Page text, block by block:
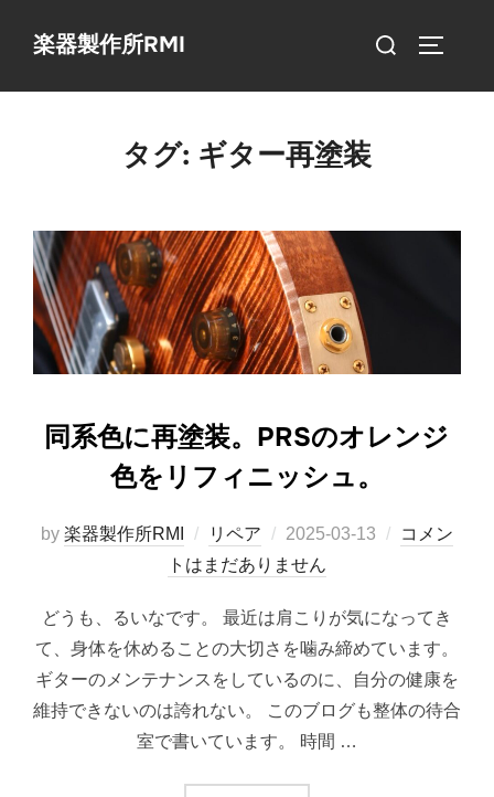
楽器製作所RMI
検
対
タグ: ギター再塗装
同系色に再塗装。PRSのオレンジ
色をリフィニッシュ。
by 楽器製作所RMI リペア
投
稿
2025-03-13
コメン
トはまだありません
どうも、るいなです。 最近は肩こりが気になってき
て、身体を休めることの大切さを噛み締めています。
ギターのメンテナンスをしているのに、自分の健康を
維持できないのは誇れない。 このブログも整体の待合
室で書いています。 時間 …